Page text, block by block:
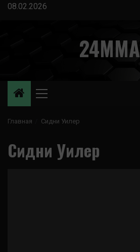
Перейти
08.02.2026
24MMA
Основное
Главная Сидни Уилер
Сидни Уилер